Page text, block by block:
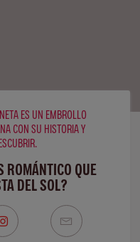
ES UN EMBROLLO
CON SU HISTORIA Y
ROMÁNTICO QUE
DEL SOL?